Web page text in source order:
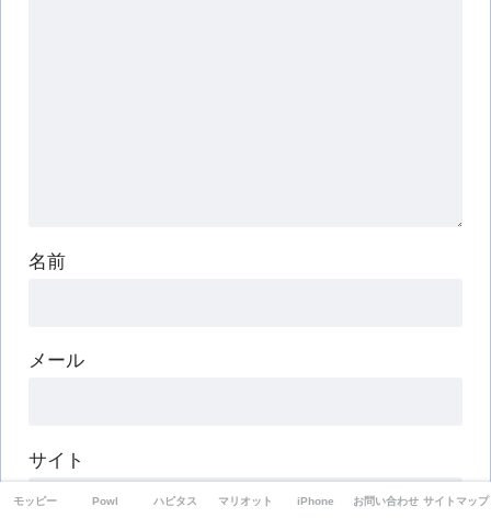
名前
メール
サイト
モッピー Powl ハピタス マリオット iPhone お問い合わせ サイトマップ